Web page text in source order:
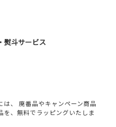
熨斗サービス
は、 廃番品やキャンペーン商品
を、無料でラッピングいたしま